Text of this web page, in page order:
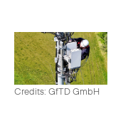
Credits: GfTD GmbH